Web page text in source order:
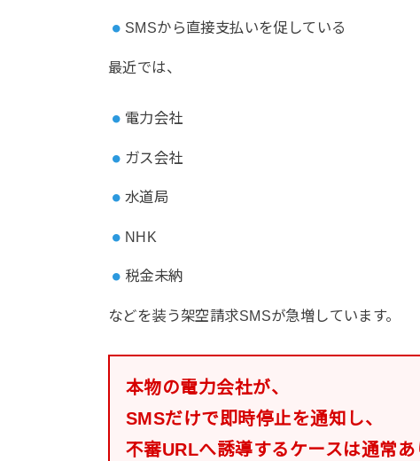
SMSから直接支払いを促している
最近では、
電力会社
ガス会社
水道局
NHK
税金未納
などを装う架空請求SMSが急増しています。
本物の電力会社が、
SMSだけで即時停止を通知し、
不審URLへ誘導するケースは通常あ